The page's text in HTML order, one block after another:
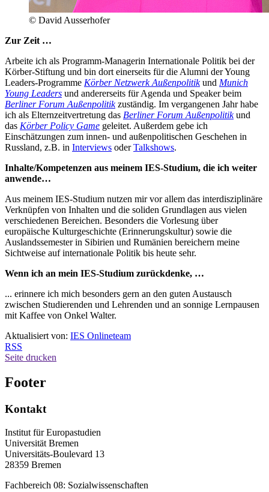
© David Ausserhofer
Zur Zeit …
Arbeite ich als Programm-Managerin Internationale Politik bei der
Körber-Stiftung und bin dort einerseits für die Alumni der Young
Leaders-Programme Körber Netzwerk Außenpolitikund Munich
Young Leaders und andererseits für Agenda und Speaker beim
Berliner Forum Außenpolitikzuständig. Im vergangenen Jahr habe
ich als Elternzeitvertretung das Berliner Forum Außenpolitikund
das Körber Policy Game geleitet. Außerdem gebe ich
Einschätzungen zum innen- und außenpolitischen Geschehen in
Russland, z.B. in Interviews oderTalkshows.
Inhalte/Kompetenzen aus meinem IES-Studium, die ich weiter
anwende…
Aus meinem IES-Studium nutzen mir vor allem das interdisziplinäre
Verknüpfen von Inhalten und die soliden Grundlagen aus vielen
verschiedenen Bereichen. Besonders die Vorlesung über
europäische Kulturgeschichte (Erinnerungskultur) sowie die
Auslandssemester in Sibirien und Rumänien bereichern meine
Sichtweise auf internationale Politik bis heute sehr.
Wenn ich an mein IES-Studium zurückdenke, …
... erinnere ich mich besonders gern an den guten Austausch
zwischen Studierenden und Lehrenden und an sonnige Lernpausen
mit Kaffee von Onkel Walter.
Aktualisiert von: IES Onlineteam
RSS
Seite drucken
Footer
Kontakt
Institut für Europastudien
Universität Bremen
Universitäts-Boulevard 13
28359 Bremen
Fachbereich 08: Sozialwissenschaften